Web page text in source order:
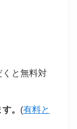
と無料対
。 (有料と